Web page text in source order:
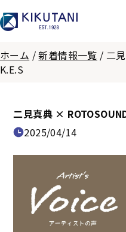
ホーム /新着情報一覧 / 二
K.E.S
二見真典 ×
2025/04/14